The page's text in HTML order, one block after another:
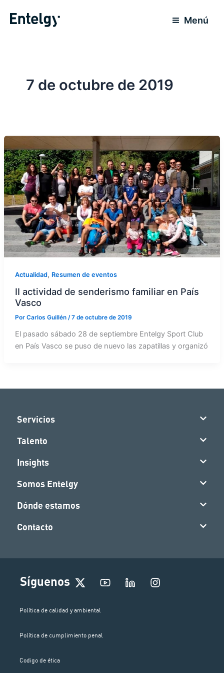
Menú
7 de octubre de 2019
Actualidad, Resumen de eventos
II actividad de senderismo familiar en País
Vasco
Por Carlos Guillén /7 de octubre de 2019
El pasado sábado 28 de septiembre Entelgy Sport Club
en País Vasco se puso de nuevo las zapatillas y organizó
Servicios
Talento
Insights
Somos Entelgy
Dónde estamos
Contacto
Síguenos
I
n
Política de calidad y ambiental
Política de cumplimiento penal
Codigo de ética